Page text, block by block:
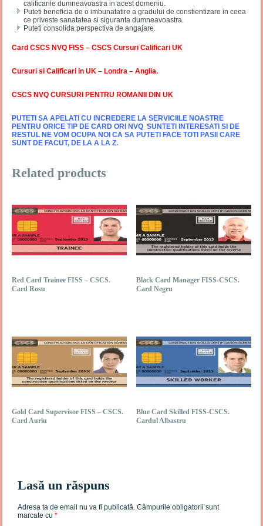
calificarile dumneavoastra in acest domeniu.
Puteti beneficia de o imbunatatire a gradului de constientizare in ceea
ce priveste sanatatea si siguranta dumneavoastra.
Puteti consolida perspectiva de angajare.
Card CSCS NVQ FISS – CSCS Cursuri Calificari UK
Cursuri si Calificari in UK – Londra – Anglia.
CSCS NVQ CURSURI PENTRU ROMANII DIN UK
PUTETI SA APELATI CU INCREDERE LA SERVICIILE NOASTRE
PENTRU ORICE TIP DE CARD ORI NVQ SUNTETI INTERESATI SI DE
RESTUL NE VOM OCUPA NOI CA SA PUTETI FACE TOTI PASII CARE
SUNT DE FACUT, DE LA A LA Z.
Related products
Red Card Trainee FISS – CSCS.
Card Rosu
Black Card Manager FISS-CSCS.
Card Negru
Gold Card Supervisor FISS – CSCS.
Card Auriu
Blue Card Skilled FISS-CSCS.
Cardul Albastru
Lasă un răspuns
Adresa ta de email nu va fi publicată. Câmpurile obligatorii sunt
marcate cu*